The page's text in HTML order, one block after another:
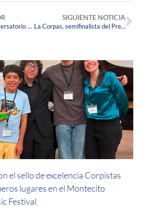
El ESIC lideró el conversatorio “Lecciones Aprendidas en Innovación Social” en el XIII SIEMU
SIGUIENTE NOTICIA
La Corpas, semifinalista del Premio Innova Mayor 2025
el sello de excelencia Corpistas
lugares en el Montecito
Festival